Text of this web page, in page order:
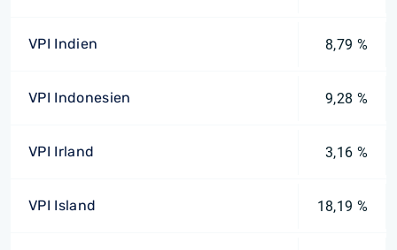
VPI Indien 8,79 %
VPI Indonesien 9,28 %
VPI Irland 3,16 %
VPI Island 18,19 %